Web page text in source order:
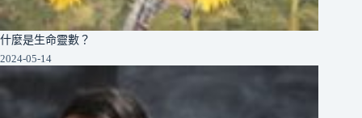
什麼是生命靈數？
2024-05-14